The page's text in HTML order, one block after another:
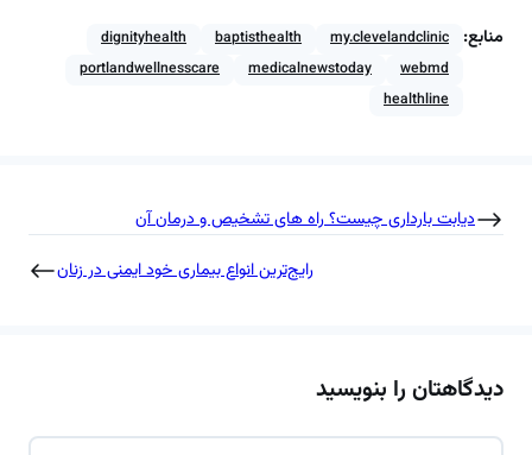
منابع: my.clevelandclinic
baptisthealth
dignityhealth
webmd
medicalnewstoday
portlandwellnesscare
healthline
دیابت بارداری چیست؟ راه های تشخیص و درمان آن
رایج‌ترین انواع بیماری خود ایمنی در زنان
دیدگاهتان را بنویسید
ن